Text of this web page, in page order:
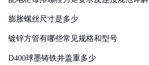
膨胀螺丝尺寸是多少
镀锌方管有哪些常见规格和型号
D400球墨铸铁井盖重多少